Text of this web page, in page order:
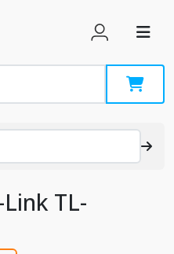
TL-